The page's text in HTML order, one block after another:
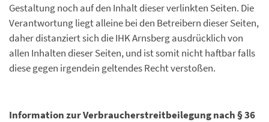
Gestaltung noch auf den Inhalt dieser verlinkten Seiten. Die
Verantwortung liegt alleine bei den Betreibern dieser Seiten,
daher distanziert sich die IHK Arnsberg ausdrücklich von
allen Inhalten dieser Seiten, und ist somit nicht haftbar falls
diese gegen irgendein geltendes Recht verstoßen.
Information zur Verbraucherstreitbeilegung nach § 36